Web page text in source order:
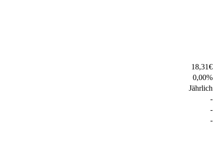
18,31€
0,00%
Jährlich
-
-
-